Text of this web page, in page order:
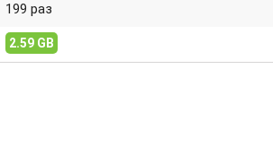
199 раз
2.59 GB